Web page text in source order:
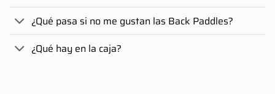
¿Qué pasa si no me gustan las Back Paddles?
¿Qué hay en la caja?